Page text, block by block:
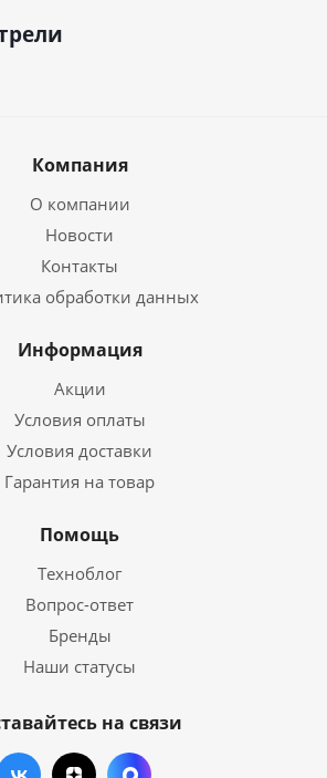
Компания
О компании
Новости
Контакты
обработки данных
Информация
Акции
Условия оплаты
Условия доставки
Гарантия на товар
Помощь
Техноблог
Вопрос-ответ
Бренды
Наши статусы
на связи